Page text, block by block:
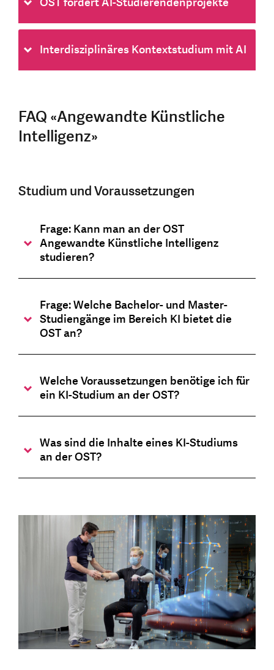
Interdisziplinäres Kontextstudium mit AI
FAQ «Angewandte Künstliche
Intelligenz»
Studium und Voraussetzungen
Frage: Kann man an der OST
Angewandte Künstliche Intelligenz
studieren?
Frage: Welche Bachelor- und Master-
Studiengänge im Bereich KI bietet die
OST an?
Welche Voraussetzungen benötige ich für
ein KI-Studium an der OST?
Was sind die Inhalte eines KI-Studiums
an der OST?